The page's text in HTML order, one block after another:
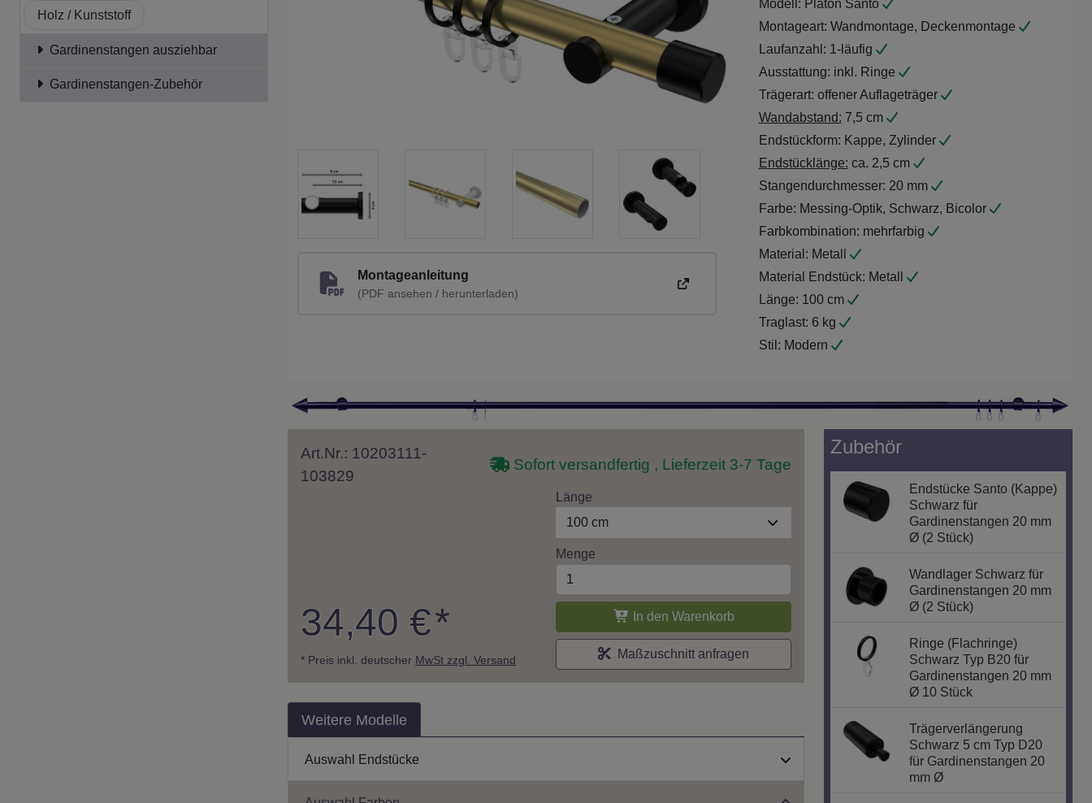
(PDF ansehen / herunterladen)
Laufanzahl:
inkl. Ringe
offener Auflageträger
Wandabstand:
Endstückform:Kappe, Zylinder
ca. 2,5 cm
Stangendurchmesser:
Farbe:
Farbkombination:
mehrfarbig
Traglast:
Stil:Modern
103829
34,40 €*
100 cm
Menge
In den Warenkorb
Maßzuschnitt anfragen
Zubehör
Schwarz für
Gardinenstangen 20 mm
Ø (2 Stück)
Gardinenstangen 20 mm
Ø (2 Stück)
Schwarz Typ B20 für
Gardinenstangen 20 mm
Ø 10 Stück
Schwarz 5 cm Typ D20
für Gardinenstangen 20
mm Ø